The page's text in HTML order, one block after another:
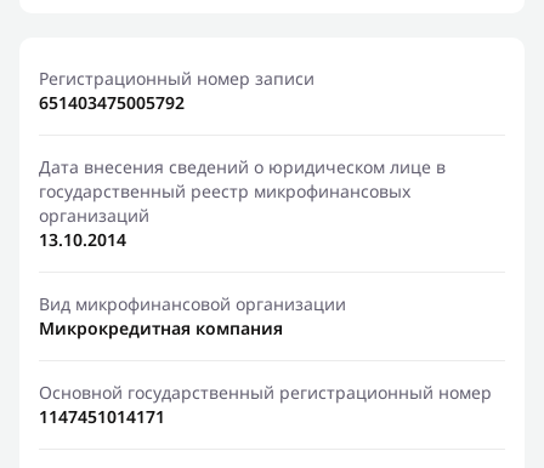
Регистрационный номер записи
651403475005792
Дата внесения сведений о юридическом лице в
государственный реестр микрофинансовых
организаций
13.10.2014
Вид микрофинансовой организации
Микрокредитная компания
Основной государственный регистрационный номер
1147451014171